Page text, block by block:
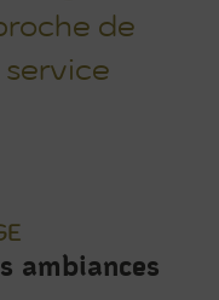
de
ambiances